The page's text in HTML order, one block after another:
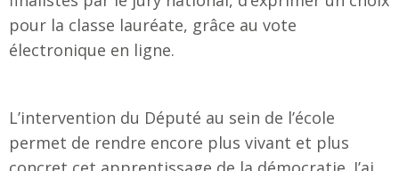
pour la classe lauréate, grâce au vote
électronique en ligne.
L’intervention du Député au sein de l’école
permet de rendre encore plus vivant et plus